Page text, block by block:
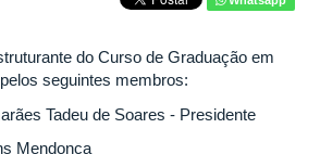
do Curso de Graduação em
seguintes membros:
Tadeu de Soares - Presidente
Mendonça